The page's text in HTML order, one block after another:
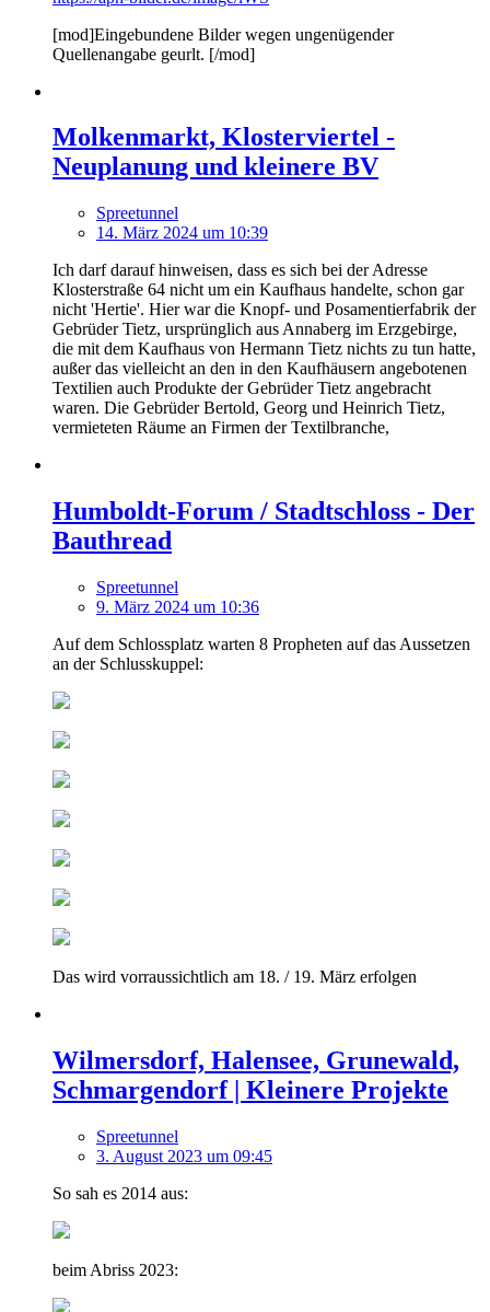
[mod]Eingebundene Bilder wegen ungenügender
Quellenangabe geurlt. [/mod]
Molkenmarkt, Klosterviertel -
Neuplanung und kleinere BV
Spreetunnel
14. März 2024 um 10:39
Ich darf darauf hinweisen, dass es sich bei der Adresse
Klosterstraße 64 nicht um ein Kaufhaus handelte, schon gar
nicht 'Hertie'. Hier war die Knopf- und Posamentierfabrik der
Gebrüder Tietz, ursprünglich aus Annaberg im Erzgebirge,
die mit dem Kaufhaus von Hermann Tietz nichts zu tun hatte,
außer das vielleicht an den in den Kaufhäusern angebotenen
Textilien auch Produkte der Gebrüder Tietz angebracht
waren. Die Gebrüder Bertold, Georg und Heinrich Tietz,
vermieteten Räume an Firmen der Textilbranche,
Humboldt-Forum / Stadtschloss - Der
Bauthread
Spreetunnel
9. März 2024 um 10:36
Auf dem Schlossplatz warten 8 Propheten auf das Aussetzen
an der Schlusskuppel:
Das wird vorraussichtlich am 18. / 19. März erfolgen
Wilmersdorf, Halensee, Grunewald,
Schmargendorf | Kleinere Projekte
Spreetunnel
3. August 2023 um 09:45
So sah es 2014 aus:
beim Abriss 2023: